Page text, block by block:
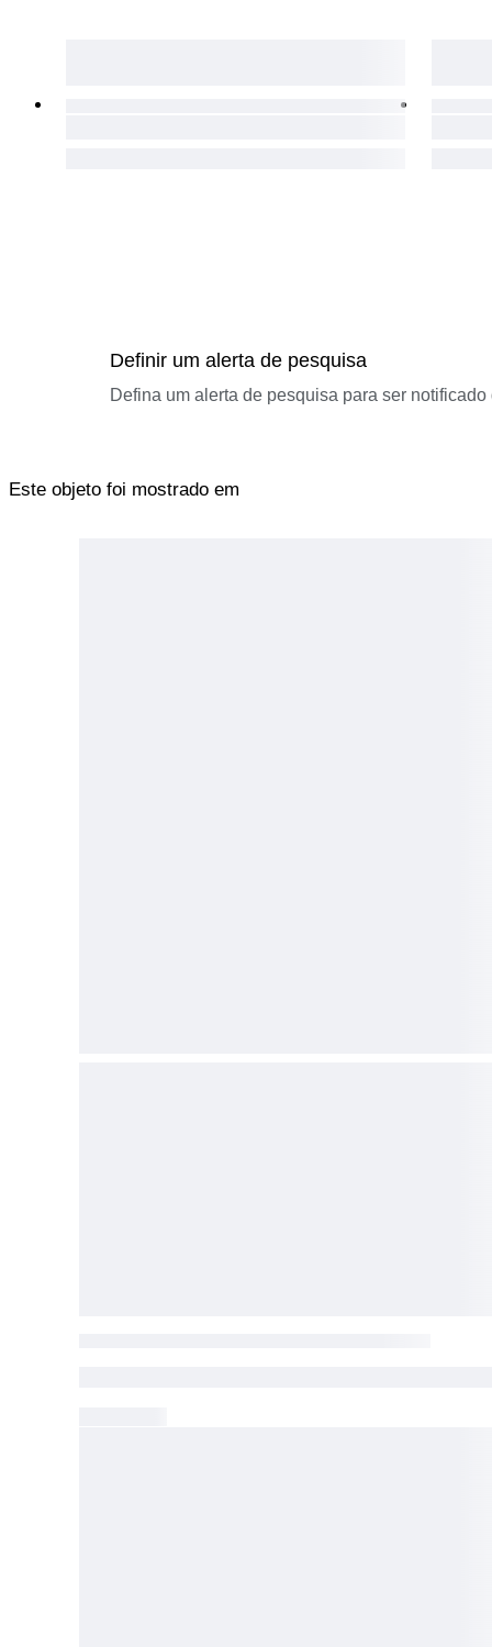
Definir um alerta de pesquisa
Defina um alerta de pesquisa para ser
Este objeto foi mostrado em